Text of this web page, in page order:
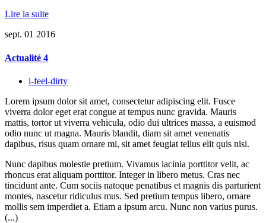
Lire la suite
sept. 01 2016
Actualité 4
i-feel-dirty
Lorem ipsum dolor sit amet, consectetur adipiscing elit. Fusce
viverra dolor eget erat congue at tempus nunc gravida. Mauris
mattis, tortor ut viverra vehicula, odio dui ultrices massa, a euismod
odio nunc ut magna. Mauris blandit, diam sit amet venenatis
dapibus, risus quam ornare mi, sit amet feugiat tellus elit quis nisi.
Nunc dapibus molestie pretium. Vivamus lacinia porttitor velit, ac
rhoncus erat aliquam porttitor. Integer in libero metus. Cras nec
tincidunt ante. Cum sociis natoque penatibus et magnis dis parturient
montes, nascetur ridiculus mus. Sed pretium tempus libero, ornare
mollis sem imperdiet a. Etiam a ipsum arcu. Nunc non varius purus.
(...)